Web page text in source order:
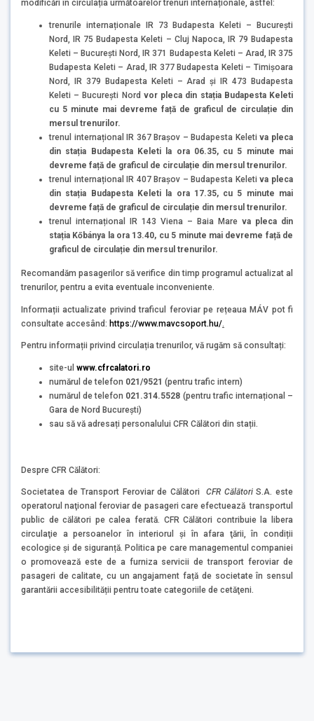
modificări în circulația următoarelor trenuri internaționale, astfel:
trenurile internaționale IR 73 Budapesta Keleti – București
Nord, IR 75 Budapesta Keleti – Cluj Napoca, IR 79 Budapesta
Keleti – București Nord, IR 371 Budapesta Keleti – Arad, IR 375
Budapesta Keleti – Arad, IR 377 Budapesta Keleti – Timișoara
Nord, IR 379 Budapesta Keleti – Arad și IR 473 Budapesta
Keleti – București Nord vor pleca din stația Budapesta Keleti
cu 5 minute mai devreme față de graficul de circulație din
mersul trenurilor.
trenul internațional IR 367 Brașov – Budapesta Keletiva pleca
din stația Budapesta Keleti
la ora 06.35, cu 5 minute mai
devreme față de graficul de circulație din mersul trenurilor.
trenul internațional IR 407 Brașov – Budapesta Keletiva pleca
din stația Budapesta Keleti
la ora 17.35, cu 5 minute mai
devreme față de graficul de circulație din mersul trenurilor.
trenul internațional IR 143 Viena – Baia Mare va pleca din
stația Kőbánya la ora 13.40, cu 5 minute mai devreme față de
graficul de circulație din mersul trenurilor.
Recomandăm pasagerilor să verifice din timp programul actualizat al
trenurilor, pentru a evita eventuale inconveniente.
Informații actualizate privind traficul feroviar pe rețeaua MÁV pot fi
consultate accesând: https://www.mavcsoport.hu/
Pentru informații privind circulația trenurilor, vă rugăm să consultați:
site-ul www.cfrcalatori.ro
numărul de telefon 021/9521 (pentru trafic intern)
numărul de telefon 021.314.5528 (pentru trafic internațional –
Gara de Nord București)
sau să vă adresați personalului CFR Călători din stații.
Despre CFR Călători:
Societatea de Transport Feroviar de CălătoriCFR CălătoriS.A. este
operatorul naţional feroviar de pasageri care efectuează transportul
public de călători pe calea ferată. CFR Călători contribuie la libera
circulaţie a persoanelor în interiorul şi în afara ţării, în condiții
ecologice și de siguranță. Politica pe care managementul companiei
o promovează este de a furniza servicii de transport feroviar de
pasageri de calitate, cu un angajament față de societate în sensul
garantării accesibilității pentru toate categoriile de cetăţeni.